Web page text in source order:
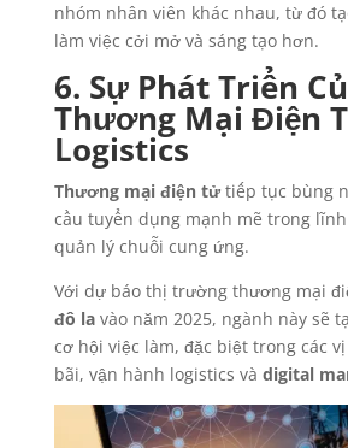
nhóm nhân viên khác nhau, từ đó
làm việc cởi mở và sáng tạo hơn.
6. Sự Phát Triển
Thương Mại Điện
Logistics
Thương mại điện tửtiếp tục bùng
cầu tuyển dụng mạnh mẽ trong
quản lý chuỗi cung ứng.
Với dự báo thị trường thương mại
đô lavào năm 2025, ngành này sẽ
cơ hội việc làm, đặc biệt trong các
bãi, vận hành logistics và digital